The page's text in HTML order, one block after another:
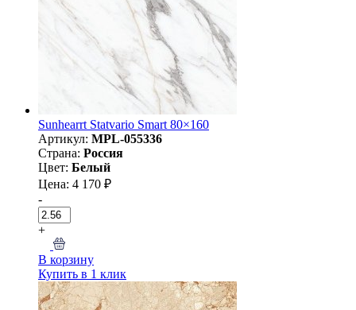
Sunhearrt Statvario Smart 80×160
Артикул: MPL-055336
Страна: Россия
Цвет: Белый
Цена: 4 170 ₽
-
+
В корзину
Купить в 1 клик